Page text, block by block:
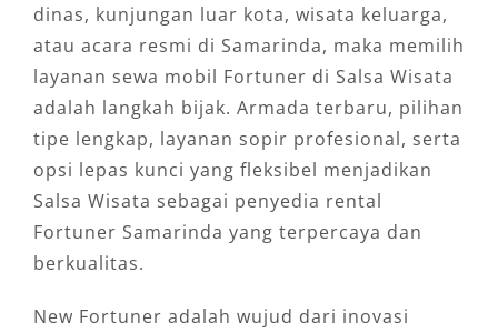
dinas, kunjungan luar kota, wisata keluarga,
atau acara resmi di Samarinda, maka memilih
layanan sewa mobil Fortuner di Salsa Wisata
adalah langkah bijak. Armada terbaru, pilihan
tipe lengkap, layanan sopir profesional, serta
opsi lepas kunci yang fleksibel menjadikan
Salsa Wisata sebagai penyedia rental
Fortuner Samarinda yang terpercaya dan
berkualitas.
New Fortuner adalah wujud dari inovasi